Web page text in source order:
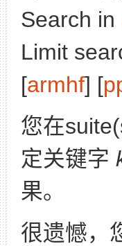
Search in
Limit
[armhf] [
您在
定关键字
果。
很遗憾，